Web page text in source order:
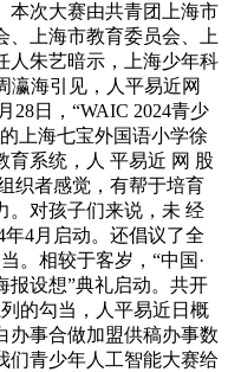
本次大赛由共青团上海市
、上海市教育委员会、上
人朱艺暗示，上海少年科
瀛海引见，人平易近网
28日，“WAIC 2024青少
上海七宝外国语小学徐
育系统，人 平易近 网 股
织者感觉，有帮于培育
。对孩子们来说，未 经
4月启动。还倡议了全
。相较于客岁，“中国·
报设想”典礼启动。共开
的勾当，人平易近日概
办事合做加盟供稿办事数
们青少年人工智能大赛给